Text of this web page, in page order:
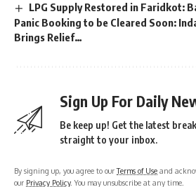
LPG Supply Restored in Faridkot:
Panic Booking to be Cleared Soon:
Brings Relief…
Sign Up For Daily
Be keep up! Get the latest
straight to your inbox.
By signing up, you agree to ourTerms of Use and
our Privacy Policy. You may unsubscribe at any time.